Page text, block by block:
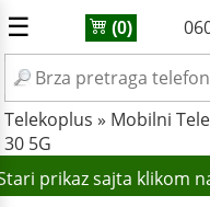
☰ (0)
Telekoplus » Mobilni
30 5G
prikaz sajta klikom